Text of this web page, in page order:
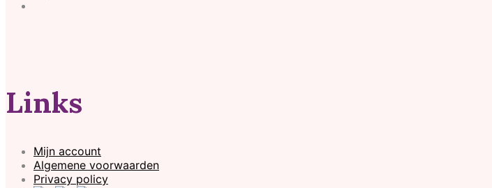
Links
Mijn account
Algemene voorwaarden
Privacy policy